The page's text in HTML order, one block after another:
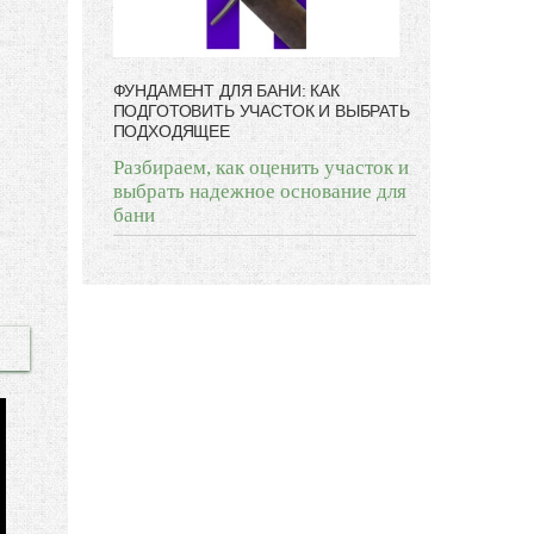
ФУНДАМЕНТ ДЛЯ БАНИ: КАК
ПОДГОТОВИТЬ УЧАСТОК И ВЫБРАТЬ
ПОДХОДЯЩЕЕ
Разбираем, как оценить участок и
выбрать надежное основание для
бани